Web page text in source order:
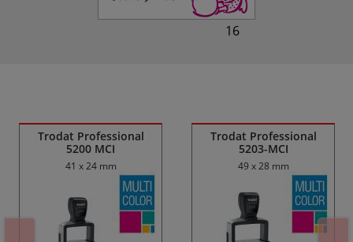
16
Trodat Professional
5200 MCI
41 x 24 mm
Trodat Professional
5203-MCI
49 x 28 mm